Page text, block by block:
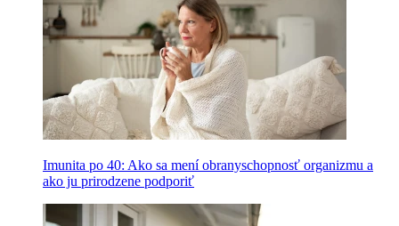
Imunita po 40: Ako sa mení obranyschopnosť organizmu a
ako ju prirodzene podporiť